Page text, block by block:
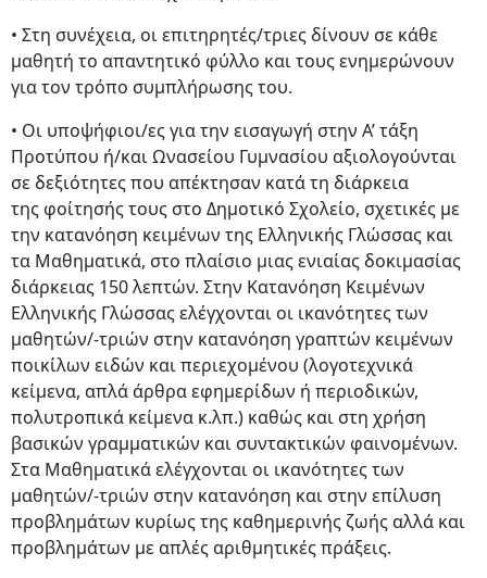
• Στη συνέχεια, οι επιτηρητές/τριες δίνουν σε κάθε
μαθητή το απαντητικό φύλλο και τους ενημερώνουν
για τον τρόπο συμπλήρωσης του.
• Οι υποψήφιοι/ες για την εισαγωγή στην Α’ τάξη
Προτύπου ή/και Ωνασείου Γυμνασίου αξιολογούνται
σε δεξιότητες που απέκτησαν κατά τη διάρκεια
της φοίτησής τους στο Δημοτικό Σχολείο, σχετικές με
την κατανόηση κειμένων της Ελληνικής Γλώσσας και
τα Μαθηματικά, στο πλαίσιο μιας ενιαίας δοκιμασίας
διάρκειας 150 λεπτών. Στην Κατανόηση Κειμένων
Ελληνικής Γλώσσας ελέγχονται οι ικανότητες των
μαθητών/-τριών στην κατανόηση γραπτών κειμένων
ποικίλων ειδών και περιεχομένου (λογοτεχνικά
κείμενα, απλά άρθρα εφημερίδων ή περιοδικών,
πολυτροπικά κείμενα κ.λπ.) καθώς και στη χρήση
βασικών γραμματικών και συντακτικών φαινομένων.
Στα Μαθηματικά ελέγχονται οι ικανότητες των
μαθητών/-τριών στην κατανόηση και στην επίλυση
προβλημάτων κυρίως της καθημερινής ζωής αλλά και
προβλημάτων με απλές αριθμητικές πράξεις.